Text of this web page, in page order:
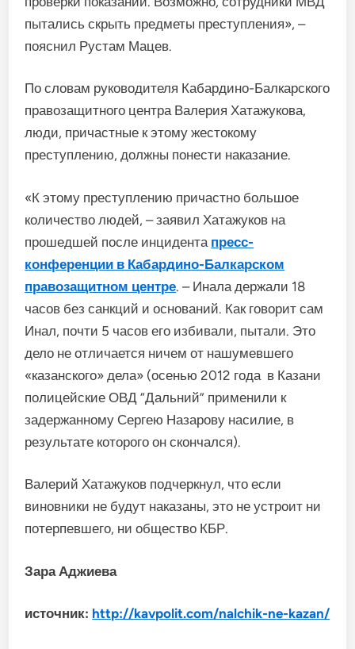
пытались скрыть предметы преступления», –
пояснил Рустам Мацев.
По словам руководителя Кабардино-Балкарского
правозащитного центра Валерия Хатажукова,
люди, причастные к этому жестокому
преступлению, должны понести наказание.
«К этому преступлению причастно большое
количество людей, – заявил Хатажуков на
прошедшей после инцидента пресс-
конференции в Кабардино-Балкарском
правозащитном центре. – Инала держали 18
часов без санкций и оснований. Как говорит сам
Инал, почти 5 часов его избивали, пытали. Это
дело не отличается ничем от нашумевшего
«казанского» дела» (осенью 2012 года в Казани
полицейские ОВД “Дальний” применили к
задержанному Сергею Назарову насилие, в
результате которого он скончался).
Валерий Хатажуков подчеркнул, что если
виновники не будут наказаны, это не устроит ни
потерпевшего, ни общество КБР.
Зара Аджиева
источник: http://kavpolit.com/nalchik-ne-kazan/